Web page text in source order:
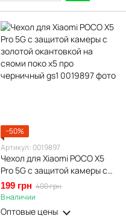
−50%
Артикул: 0019897
Чехол для Xiaomi POCO X5
Pro 5G с защитой камеры с
золотой окантовкой на
сяоми поко х5 про
черничный gs1
199 грн 400 грн
В наличии
Оптовые цены